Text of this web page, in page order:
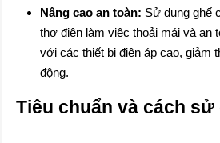
Nâng cao an toàn: Sử dụng ghế
thợ điện làm việc thoải mái và an
với các thiết bị điện áp cao, giảm
động.
Tiêu chuẩn và cách sử